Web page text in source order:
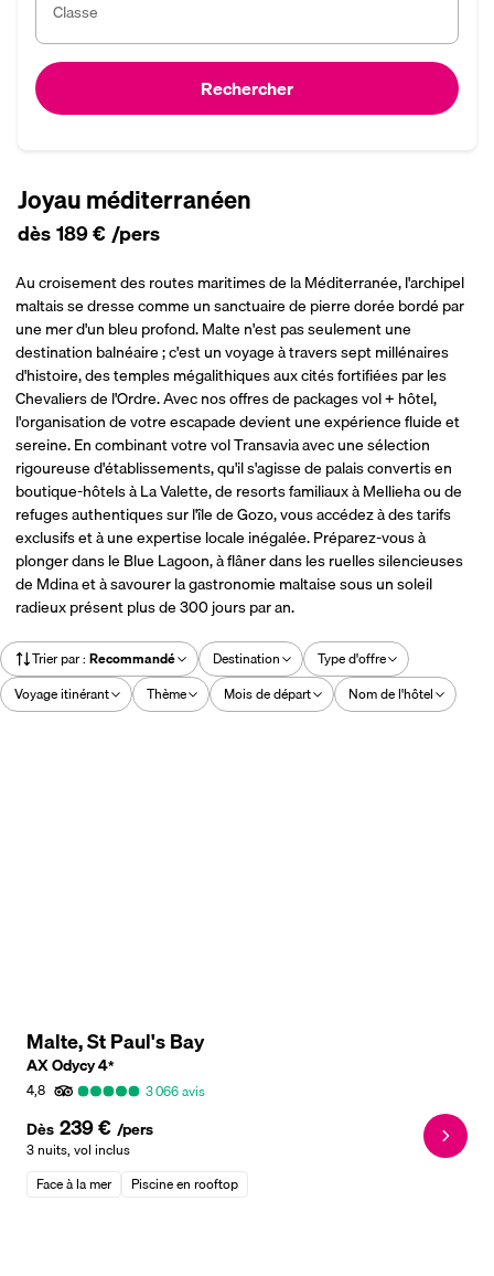
Classe
Rechercher
Joyau méditerranéen
dès189 €/pers
Au croisement des routes maritimes de la Méditerranée, l'archipel
maltais se dresse comme un sanctuaire de pierre dorée bordé par
une mer d'un bleu profond. Malte n'est pas seulement une
destination balnéaire ; c'est un voyage à travers sept millénaires
d'histoire, des temples mégalithiques aux cités fortifiées par les
Chevaliers de l'Ordre. Avec nos offres de packages vol + hôtel,
l'organisation de votre escapade devient une expérience fluide et
sereine. En combinant votre vol Transavia avec une sélection
rigoureuse d'établissements, qu'il s'agisse de palais convertis en
boutique-hôtels à La Valette, de resorts familiaux à Mellieha ou de
refuges authentiques sur l'île de Gozo, vous accédez à des tarifs
exclusifs et à une expertise locale inégalée. Préparez-vous à
plonger dans le Blue Lagoon, à flâner dans les ruelles silencieuses
de Mdina et à savourer la gastronomie maltaise sous un soleil
radieux présent plus de 300 jours par an.
Trier par: Recommandé Destination
Type d'offre
Voyage itinérant
Thème Mois de départ Nom de l'hôtel
Malte, St Paul's Bay
AX Odycy4*
4,8
3 066avis
Dès 239 € /pers
3 nuits, vol inclus
Face à la mer
Piscine en rooftop